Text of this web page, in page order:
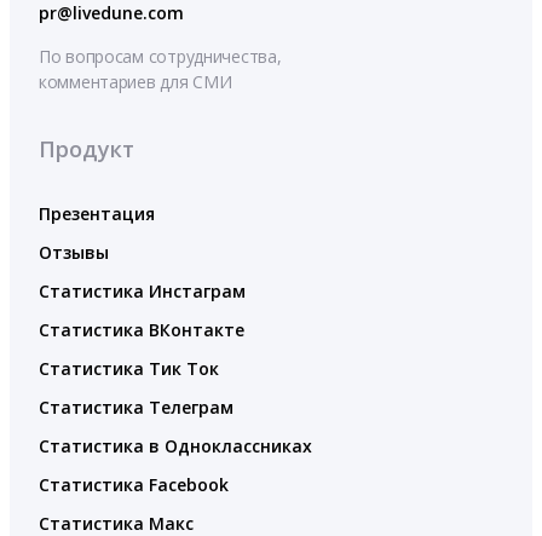
pr@livedune.com
По вопросам сотрудничества,
комментариев для СМИ
Продукт
Презентация
Отзывы
Статистика Инстаграм
Статистика ВКонтакте
Статистика Тик Ток
Статистика Телеграм
Статистика в Одноклассниках
Статистика Facebook
Статистика Макс